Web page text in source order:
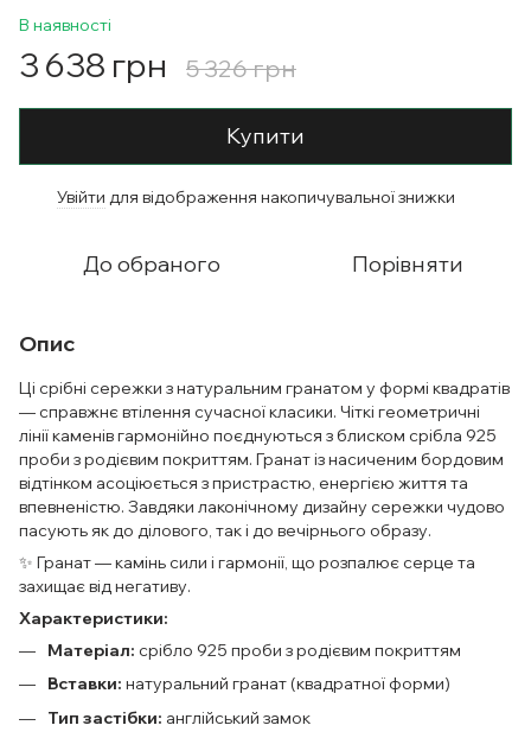
В наявності
3 638 грн 5 326 грн
Купити
Увійти для відображення накопичувальної знижки
До обраного Порівняти
Опис
Ці срібні сережки з натуральним гранатом у формі квадратів
— справжнє втілення сучасної класики. Чіткі геометричні
лінії каменів гармонійно поєднуються з блиском срібла 925
проби з родієвим покриттям. Гранат із насиченим бордовим
відтінком асоціюється з пристрастю, енергією життя та
впевненістю. Завдяки лаконічному дизайну сережки чудово
пасують як до ділового, так і до вечірнього образу.
✨ Гранат — камінь сили і гармонії, що розпалює серце та
захищає від негативу.
Характеристики:
Матеріал: срібло 925 проби з родієвим покриттям
Вставки: натуральний гранат (квадратної форми)
Тип застібки: англійський замок